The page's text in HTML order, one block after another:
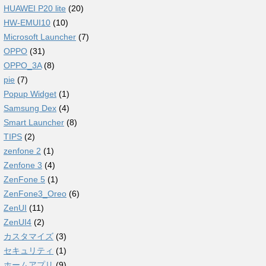
HUAWEI P20 lite (20)
HW-EMUI10 (10)
Microsoft Launcher (7)
OPPO (31)
OPPO_3A(8)
pie (7)
Popup Widget (1)
Samsung Dex (4)
Smart Launcher (8)
TIPS (2)
zenfone 2 (1)
Zenfone 3 (4)
ZenFone 5 (1)
ZenFone3_Oreo (6)
ZenUI (11)
ZenUI4 (2)
カスタマイズ (3)
セキュリティ (1)